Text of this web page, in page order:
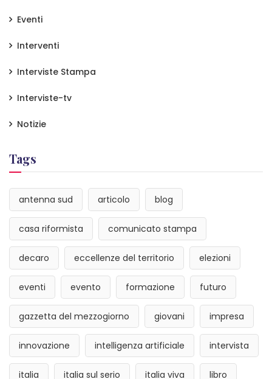
Eventi
Interventi
Interviste Stampa
Interviste-tv
Notizie
Tags
antenna sud articolo blog
casa riformista comunicato stampa
decaro eccellenze del territorio elezioni
eventi evento formazione futuro
gazzetta del mezzogiorno giovani impresa
innovazione intelligenza artificiale intervista
italia italia sul serio italia viva libro